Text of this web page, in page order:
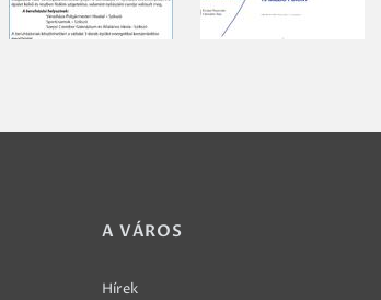
A VÁROS
Hírek